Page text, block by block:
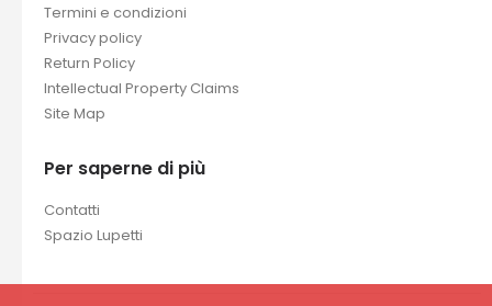
Termini e condizioni
Privacy policy
Return Policy
Intellectual Property Claims
Site Map
Per saperne di più
Contatti
Spazio Lupetti